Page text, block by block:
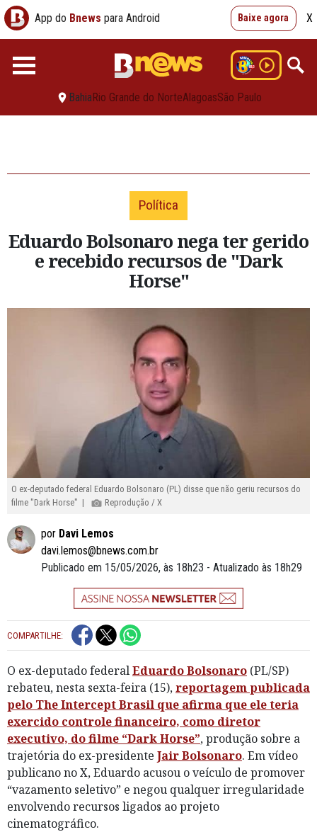
App do Bnews para Android Baixe agora X
BahiaRio Grande do NorteAlagoasSão Paulo
Política
Eduardo Bolsonaro nega ter gerido
e recebido recursos de "Dark
Horse"
O ex-deputado federal Eduardo Bolsonaro (PL) disse que não geriu recursos do
filme "Dark Horse" |
Reprodução / X
por Davi Lemos
davi.lemos@bnews.com.br
Publicado em 15/05/2026, às 18h23 - Atualizado às 18h29
COMPARTILHE:
O ex-deputado federalEduardo Bolsonaro (PL/SP)
rebateu, nesta sexta-feira (15),reportagem publicada
pelo The Intercept Brasil que afirma que ele teria
exercido controle financeiro, como diretor
executivo, do filme “Dark Horse”, produção sobre a
trajetória do ex-presidente Jair Bolsonaro. Em vídeo
publicano no X, Eduardo acusou o veículo de promover
“vazamento seletivo” e negou qualquer irregularidade
envolvendo recursos ligados ao projeto
cinematográfico.